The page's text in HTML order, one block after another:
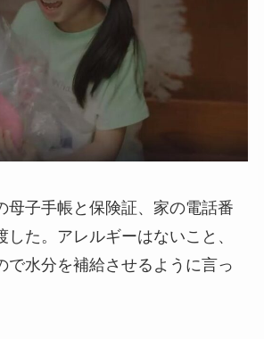
母子手帳と保険証、家の電話番
た。アレルギーはないこと、
で水分を補給させるように言っ